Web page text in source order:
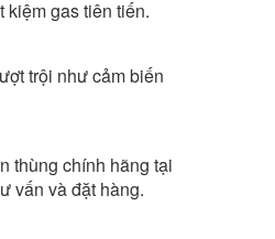
gas tiên tiến.
trội như cảm biến
thùng chính hãng tại
vấn và đặt hàng.